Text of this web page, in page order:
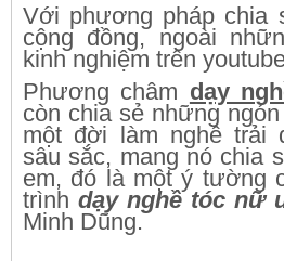
Với phương pháp chia
cộng đồng, ngoài
kinh nghiệm trên
Phương châm dạy
còn chia sẻ những
một đời làm nghề trải
sâu sắc, mang nó chia
em, đó là một ý tường
trình dạy nghề tóc nữ
Minh Dũng.